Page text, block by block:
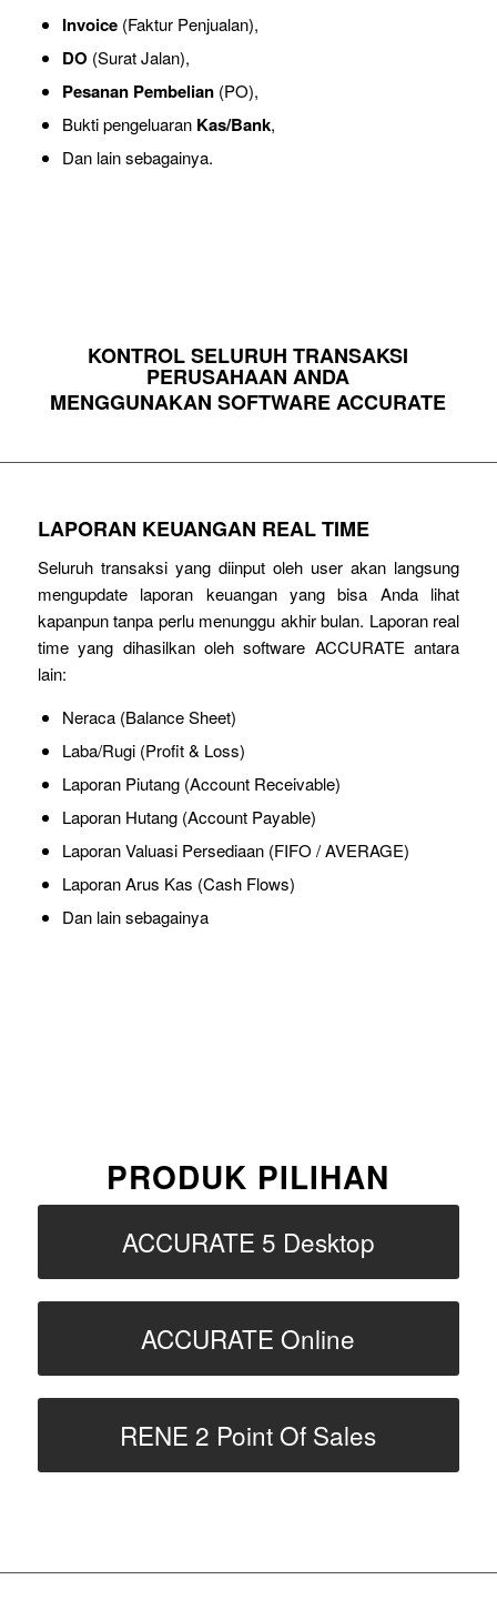
Invoice(Faktur Penjualan),
DO (Surat Jalan),
Pesanan Pembelian(PO),
Bukti pengeluaran Kas/Bank,
Dan lain sebagainya.
KONTROL SELURUH TRANSAKSI
PERUSAHAAN ANDA
MENGGUNAKAN SOFTWARE ACCURATE
LAPORAN KEUANGAN REAL TIME
Seluruh transaksi yang diinput oleh user akan langsung
mengupdate laporan keuangan yang bisa Anda lihat
kapanpun tanpa perlu menunggu akhir bulan. Laporan real
time yang dihasilkan oleh software ACCURATE antara
lain:
Neraca (Balance Sheet)
Laba/Rugi (Profit & Loss)
Laporan Piutang (Account Receivable)
Laporan Hutang (Account Payable)
Laporan Valuasi Persediaan (FIFO / AVERAGE)
Laporan Arus Kas (Cash Flows)
Dan lain sebagainya
PRODUK PILIHAN
ACCURATE 5 Desktop
ACCURATE Online
RENE 2 Point Of Sales